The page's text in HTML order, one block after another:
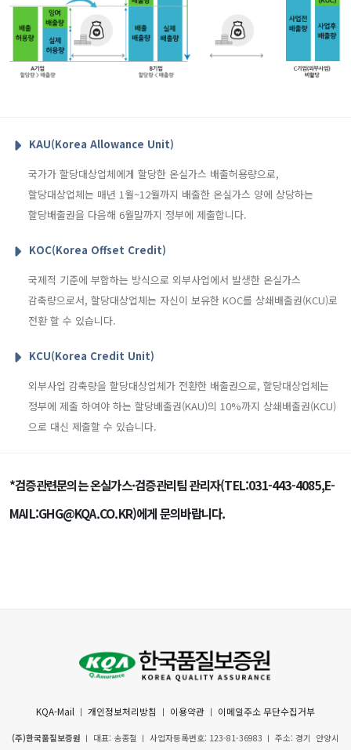
KAU(Korea Allowance Unit)
국가가 할당대상업체에게 할당한 온실가스 배출허용량으로,
할당대상업체는 매년 1월~12월까지 배출한 온실가스 양에 상당하는
할당배출권을 다음해 6월말까지 정부에 제출합니다.
KOC(Korea Offset Credit)
국제적 기준에 부합하는 방식으로 외부사업에서 발생한 온실가스
감축량으로서, 할당대상업체는 자신이 보유한 KOC를 상쇄배출권(KCU)로
전환 할 수 있습니다.
KCU(Korea Credit Unit)
외부사업 감축량을 할당대상업체가 전환한 배출권으로, 할당대상업체는
정부에 제출 하여야 하는 할당배출권(KAU)의 10%까지 상쇄배출권(KCU)
으로 대신 제출할 수 있습니다.
*검증관련문의는 온실가스·검증관리팀 관리자(TEL:031-443-4085,E-
MAIL:GHG@KQA.CO.KR)에게 문의바랍니다.
KQA-Mail ㅣ 개인정보처리방침 ㅣ 이용약관 ㅣ 이메일주소 무단수집거부
(주)한국품질보증원 ㅣ 대표: 송종철 ㅣ 사업자등록번호: 123-81-36983 ㅣ 주소: 경기 안양시